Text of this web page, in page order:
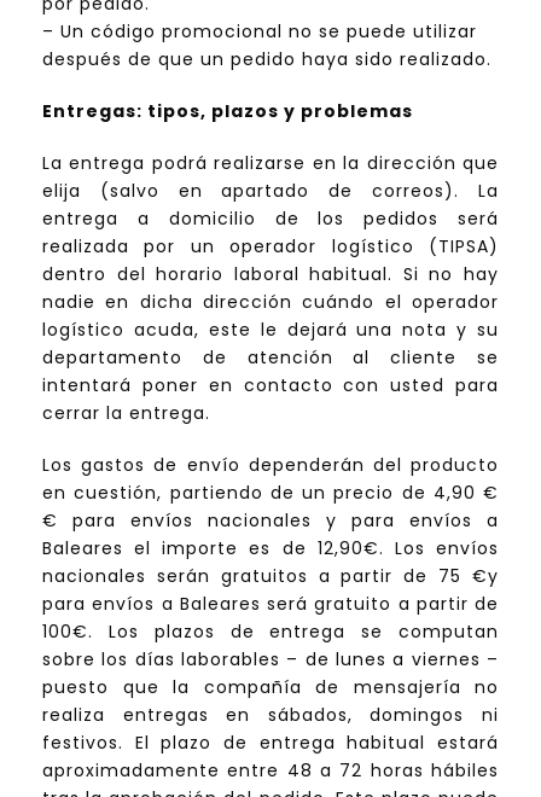
– Un código promocional no se puede utilizar
después de que un pedido haya sido realizado.
Entregas: tipos, plazos y problemas
La entrega podrá realizarse en la dirección que
elija (salvo en apartado de correos). La
entrega a domicilio de los pedidos será
realizada por un operador logístico (TIPSA)
dentro del horario laboral habitual. Si no hay
nadie en dicha dirección cuándo el operador
logístico acuda, este le dejará una nota y su
departamento de atención al cliente se
intentará poner en contacto con usted para
cerrar la entrega.
Los gastos de envío dependerán del producto
en cuestión, partiendo de un precio de 4,90 €
€ para envíos nacionales y para envíos a
Baleares el importe es de 12,90€. Los envíos
nacionales serán gratuitos a partir de 75 €y
para envíos a Baleares será gratuito a partir de
100€. Los plazos de entrega se computan
sobre los días laborables – de lunes a viernes –
puesto que la compañía de mensajería no
realiza entregas en sábados, domingos ni
festivos. El plazo de entrega habitual estará
aproximadamente entre 48 a 72 horas hábiles